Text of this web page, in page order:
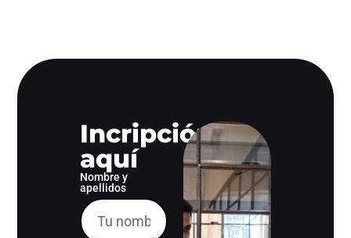
Incripción
aquí
Nombre y
apellidos